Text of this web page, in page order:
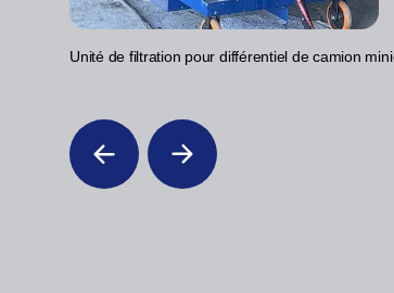
Unité de filtration pour différentiel de camion